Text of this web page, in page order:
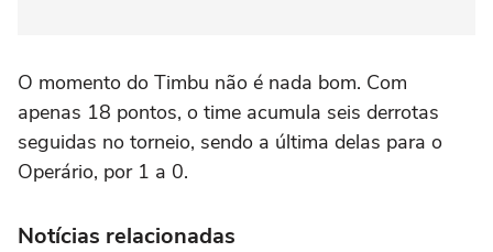
O momento do Timbu não é nada bom. Com
apenas 18 pontos, o time acumula seis derrotas
seguidas no torneio, sendo a última delas para o
Operário, por 1 a 0.
Notícias relacionadas